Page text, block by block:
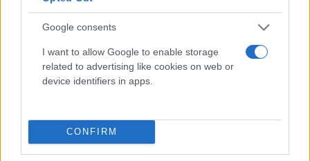
Google consents
I want to allow Google to enable storage
related to advertising like cookies on web or
device identifiers in apps.
CONFIRM
Ισραήλ για τον βομβαρδισμό σε νοσοκομείο: Το